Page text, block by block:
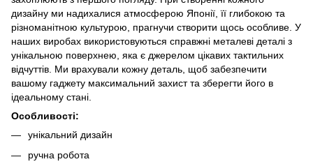
дизайну ми надихалися атмосферою Японії, її глибокою та
різноманітною культурою, прагнучи створити щось особливе. У
наших виробах використовуються справжні металеві деталі з
унікальною поверхнею, яка є джерелом цікавих тактильних
відчуттів. Ми врахували кожну деталь, щоб забезпечити
вашому гаджету максимальний захист та зберегти його в
ідеальному стані.
Особливості:
унікальний дизайн
ручна робота